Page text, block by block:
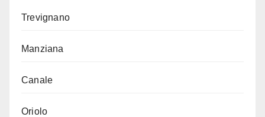
Trevignano
Manziana
Canale
Oriolo